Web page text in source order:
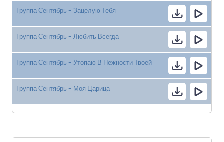
Группа Сентябрь - Зацелую Тебя
Группа Сентябрь - Любить Всегда
Группа Сентябрь - Утопаю В Нежности Твоей
Группа Сентябрь - Моя Царица